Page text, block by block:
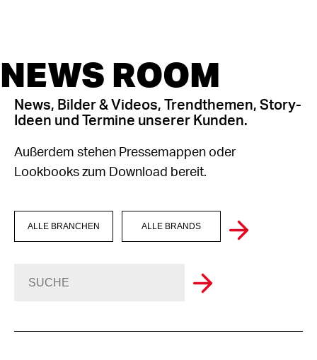
NEWS ROOM
News, Bilder & Videos, Trendthemen, Story-
Ideen und Termine unserer Kunden.
Außerdem stehen Pressemappen oder
Lookbooks zum Download bereit.
ALLE BRANCHEN ALLE BRANDS